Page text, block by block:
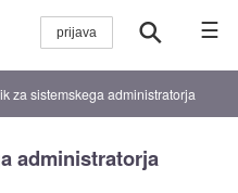
☰
za sistemskega administratorja
administratorja